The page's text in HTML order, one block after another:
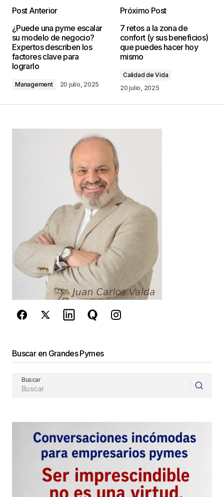
publicada. Los campos obligatorios están
marcados con*
Comentario
Your Name*
*
Guarda mi nombre, correo electrónico y web en
este navegador para la próxima vez que
comente.
Este sitio esta protegido por
reCAPTCHA y la
Política de
privacidady losTérminos del servicio
de Googlese aplican.
Enviar Comentario
Post Anterior
¿Puede una pyme escalar
su modelo de negocio?
Expertos describen los
factores clave para
lograrlo
Management 20 julio, 2025
Próximo Post
7 retos a la zona de
confort (y sus beneficios)
que puedes hacer hoy
mismo
Calidad de Vida
20 julio, 2025
Buscar en Grandes Pymes
Buscar